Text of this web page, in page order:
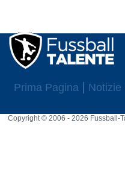
Prima Pagina Notizie
Copyright © 2006 - 2026 Fussball-